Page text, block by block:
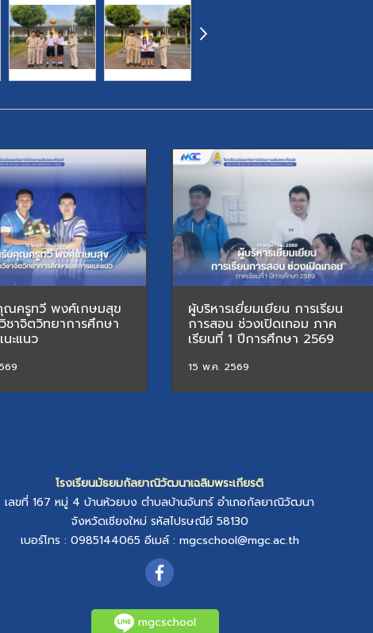
ณครูทวี พงศ์เกษมสุข
ชาจิตวิทยาการศึกษา
นะแนว
ผู้บริหารเยี่ยมเยียน การเรียน
การสอน ช่วงเปิดเทอม ภาค
เรียนที่ 1 ปีการศึกษา 2569
15 พ.ค. 2569
โรงเรียนมัธยมกัลยาณิวัฒนาเฉลิมพระเกียรติ
เลขที่ 167 หมู่ 4 บ้านห้วยบง ตำบลบ้านจันทร์อำเภอกัลยาณิวัฒนา
จังหวัดเชียงใหม่ รหัสไปรษณีย์ 58130
เบอร์โทร : 0985144065 อีเมล์ : mgcschool@mgc.ac.th
mgcschool